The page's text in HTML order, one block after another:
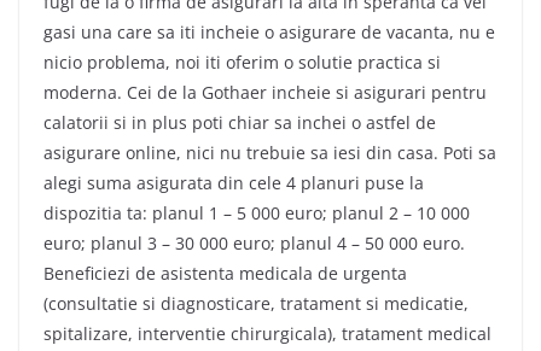
gasi una care sa iti incheie o asigurare de vacanta, nu e
nicio problema, noi iti oferim o solutie practica si
moderna. Cei de la Gothaer incheie si asigurari pentru
calatorii si in plus poti chiar sa inchei o astfel de
asigurare online, nici nu trebuie sa iesi din casa. Poti sa
alegi suma asigurata din cele 4 planuri puse la
dispozitia ta: planul 1 – 5 000 euro; planul 2 – 10 000
euro; planul 3 – 30 000 euro; planul 4 – 50 000 euro.
Beneficiezi de asistenta medicala de urgenta
(consultatie si diagnosticare, tratament si medicatie,
spitalizare, interventie chirurgicala), tratament medical